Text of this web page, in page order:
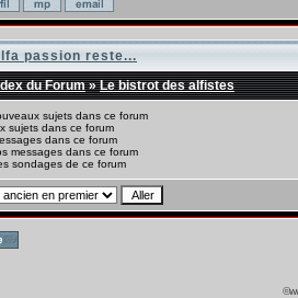
passion reste...
du Forum»Le bistrot des alfistes
sujets dans ce forum
sujets dans ce forum
dans ce forum
messages dans ce forum
sondages de ce forum